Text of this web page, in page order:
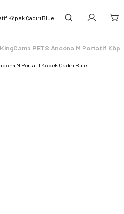
KingCamp PETS Ancona M Portatif